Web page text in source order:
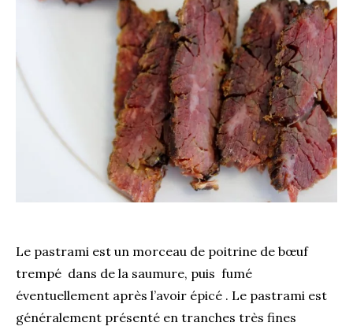
Le pastrami est un morceau de poitrine de bœuf
trempé dans de la saumure, puis fumé
éventuellement après l’avoir épicé . Le pastrami est
généralement présenté en tranches très fines